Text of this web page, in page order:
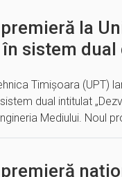
la
sistem
Timișoara (UPT)
dual intitulat
Mediului. Noul